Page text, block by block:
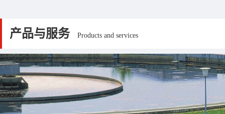
产品与服务 Products and services